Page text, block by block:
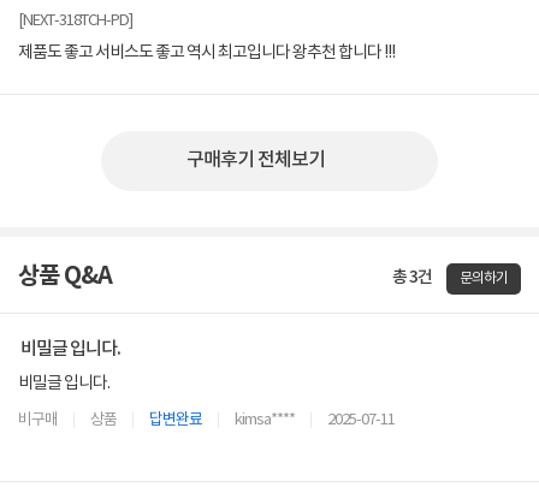
[NEXT-318TCH-PD]
제품도 좋고 서비스도 좋고 역시 최고입니다 왕추천 합니다 !!!
구매후기 전체보기
상품 Q&A 총 3건 문의하기
비밀글 입니다.
비밀글 입니다.
비구매 상품 답변완료 kimsa**** 2025-07-11